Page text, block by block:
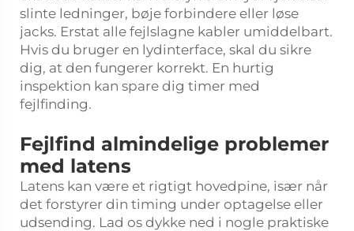
slinte ledninger, bøje forbindere eller løse
jacks. Erstat alle fejlslagne kabler umiddelbart.
Hvis du bruger en lydinterface, skal du sikre
dig, at den fungerer korrekt. En hurtig
inspektion kan spare dig timer med
fejlfinding.
Fejlfind almindelige problemer
med latens
Latens kan være et rigtigt hovedpine, især når
det forstyrer din timing under optagelse eller
udsending. Lad os dykke ned i nogle praktiske